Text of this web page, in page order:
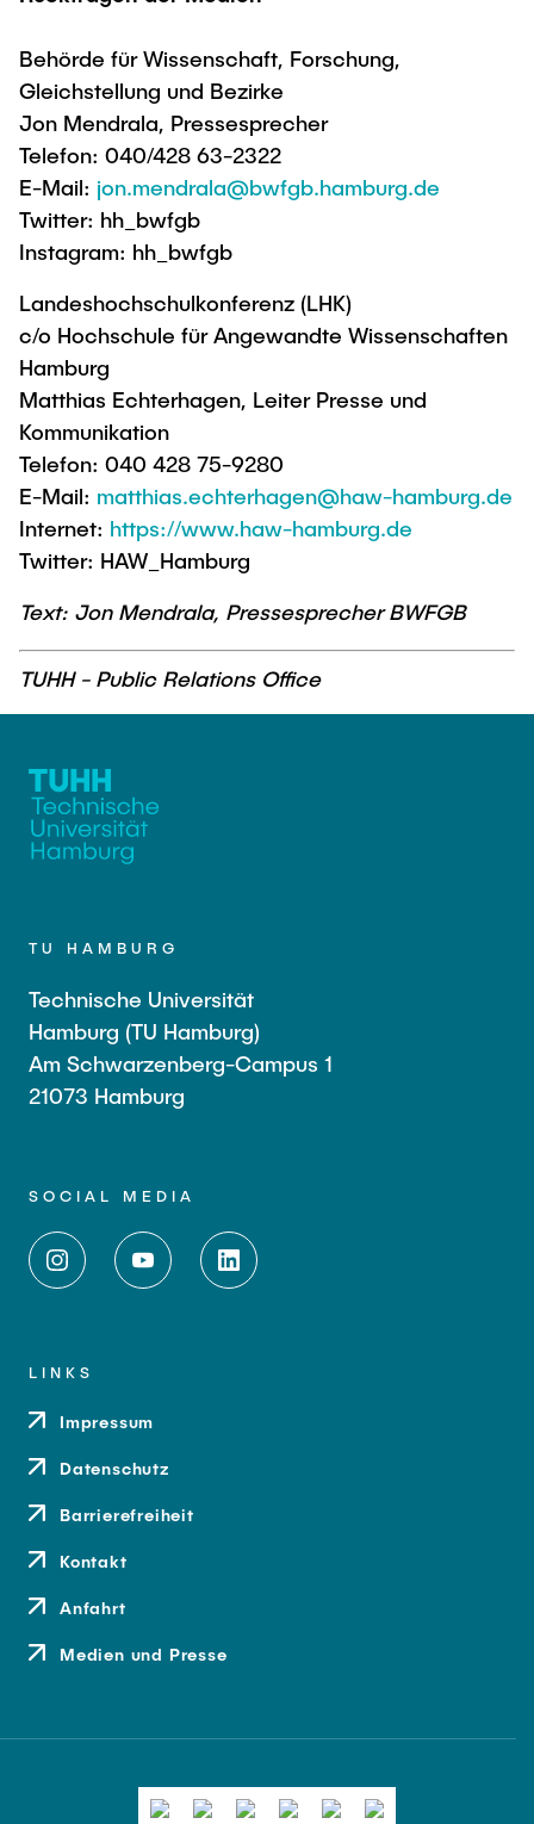
Behörde für Wissenschaft, Forschung,
Gleichstellung und Bezirke
Jon Mendrala, Pressesprecher
Telefon: 040/428 63-2322
E-Mail: jon.mendrala@bwfgb.hamburg.de
Twitter: hh_bwfgb
Instagram: hh_bwfgb
Landeshochschulkonferenz (LHK)
c/o Hochschule für Angewandte Wissenschaften
Hamburg
Matthias Echterhagen, Leiter Presse und
Kommunikation
Telefon: 040 428 75-9280
E-Mail: matthias.echterhagen@haw-hamburg.de
Internet: https://www.haw-hamburg.de
Twitter: HAW_Hamburg
Text: Jon Mendrala, Pressesprecher BWFGB
TUHH - Public Relations Office
TU HAMBURG
Technische Universität
Hamburg (TU Hamburg)
Am Schwarzenberg-Campus 1
21073 Hamburg
SOCIAL MEDIA
LINKS
Impressum
Datenschutz
Barrierefreiheit
Kontakt
Anfahrt
Medien und Presse